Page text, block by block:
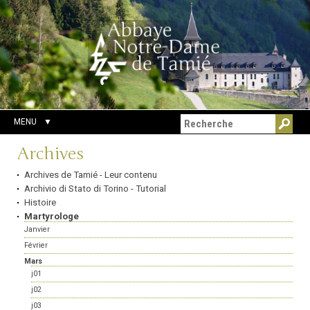
Aller
au
contenu.
|
Aller
à
la
navigation
Outils
personnels
Chercher par
Recherche
avancée…
MENU
Navigation
Archives
Archives de Tamié - Leur contenu
Archivio di Stato di Torino - Tutorial
Histoire
Martyrologe
Janvier
Février
Mars
j01
j02
j03